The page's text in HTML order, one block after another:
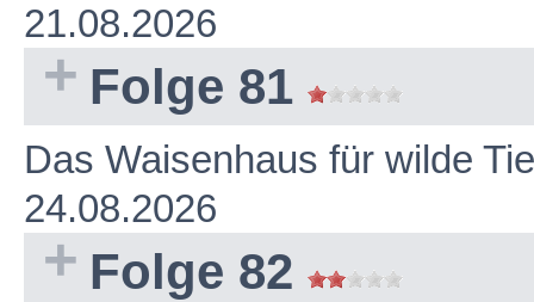
21.08.2026
Folge 81
Das Waisenhaus für wilde
24.08.2026
Folge 82